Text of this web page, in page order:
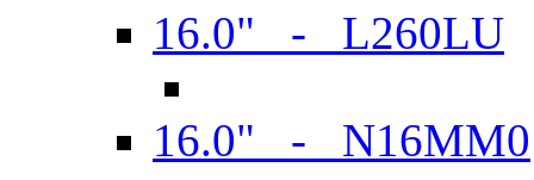
16.0" - L260LU
16.0" - N16MM0